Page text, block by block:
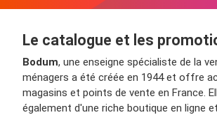
Le catalogue et les
Bodum, une enseigne spécialiste de la
ménagers a été créée en 1944 et offre
magasins et points de vente en France.
également d'une riche boutique en ligne